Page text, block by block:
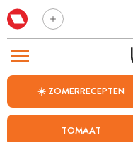
☀️ ZOMERRECEPTEN
TOMAAT
BEZOEK ONZE ANDERE WEBSITES